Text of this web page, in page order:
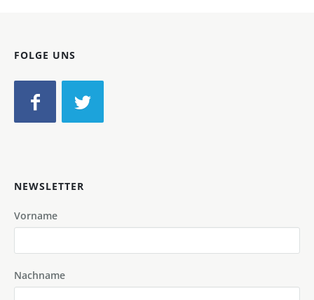
FOLGE UNS
NEWSLETTER
Vorname
Nachname